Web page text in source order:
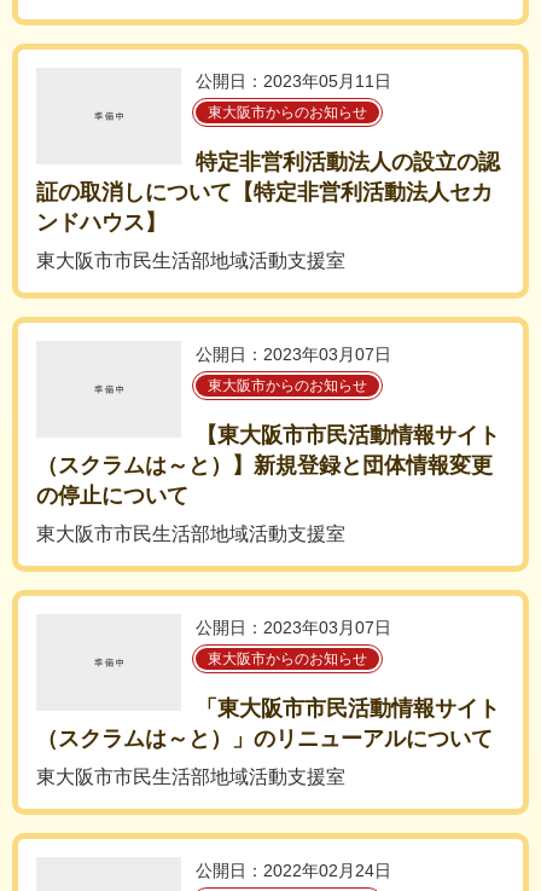
公開日：2023年05月11日
東大阪市からのお知らせ
特定非営利活動法人の設立の認
証の取消しについて【特定非営利活動法人セカ
ンドハウス】
東大阪市市民生活部地域活動支援室
公開日：2023年03月07日
東大阪市からのお知らせ
【東大阪市市民活動情報サイト
（スクラムは～と）】新規登録と団体情報変更
の停止について
東大阪市市民生活部地域活動支援室
公開日：2023年03月07日
東大阪市からのお知らせ
「東大阪市市民活動情報サイト
（スクラムは～と）」のリニューアルについて
東大阪市市民生活部地域活動支援室
公開日：2022年02月24日